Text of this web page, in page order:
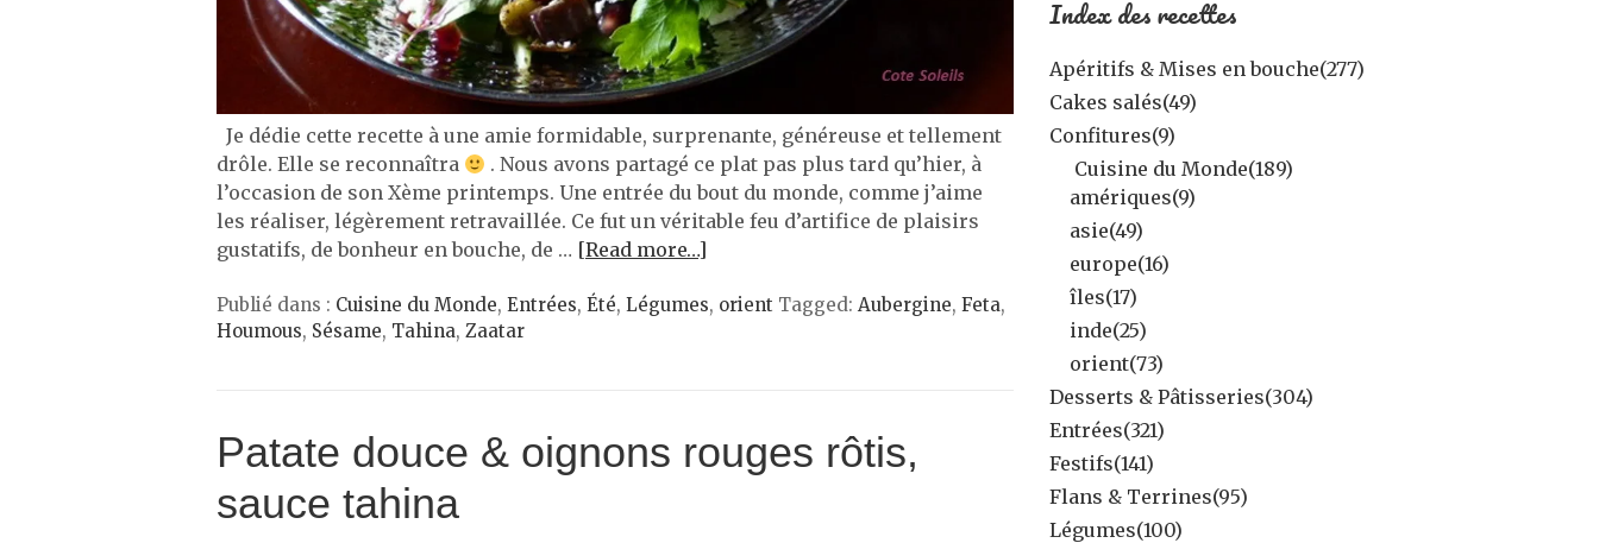
Je dédie cette recette à une amie formidable, surprenante, généreuse et tellement
drôle. Elle se reconnaîtra
. Nous avons partagé ce plat pas plus tard qu’hier, à
l’occasion de son Xème printemps. Une entrée du bout du monde, comme j’aime
les réaliser, légèrement retravaillée. Ce fut un véritable feu d’artifice de plaisirs
gustatifs, de bonheur en bouche, de … [Read more…]
Publié dans : Cuisine du Monde, Entrées, Été, Légumes, orient Tagged: Aubergine, Feta,
Houmous, Sésame, Tahina, Zaatar
Patate douce & oignons rouges rôtis,
sauce tahina
Index des recettes
Apéritifs & Mises en bouche(277)
Cakes salés(49)
Confitures(9)
Cuisine du Monde(189)
amériques(9)
asie(49)
europe(16)
îles(17)
inde(25)
orient(73)
Desserts & Pâtisseries(304)
Entrées(321)
Festifs(141)
Flans & Terrines(95)
Légumes(100)